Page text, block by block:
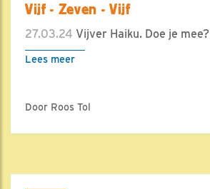
Vijf - Zeven - Vijf
27.03.24 Vijver Haiku. Doe je mee?
Lees meer
Door Roos Tol